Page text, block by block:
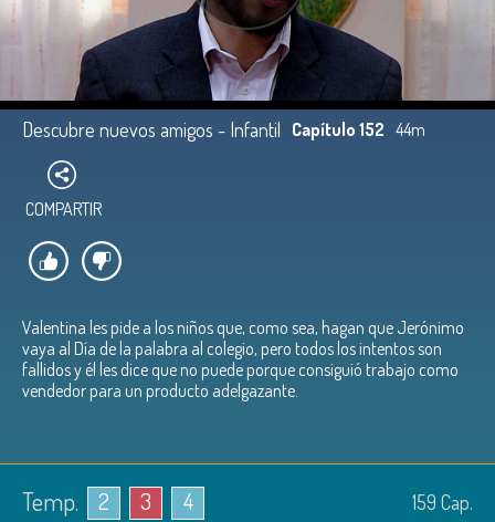
Descubre nuevos amigos - Infantil Capítulo 152 44m
COMPARTIR
Valentina les pide a los niños que, como sea, hagan que Jerónimo
vaya al Día de la palabra al colegio, pero todos los intentos son
fallidos y él les dice que no puede porque consiguió trabajo como
vendedor para un producto adelgazante.
Temp. 2 3 4 159 Cap.